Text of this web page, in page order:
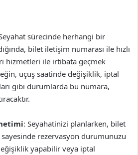
sürecinde herhangi bir
bilet iletişim numarası ile hızlı
hizmetleri ile irtibata geçmek
uçuş saatinde değişiklik, iptal
gibi durumlarda bu numara,
: Seyahatinizi planlarken, bilet
rezervasyon durumunuzu
yapabilir veya iptal